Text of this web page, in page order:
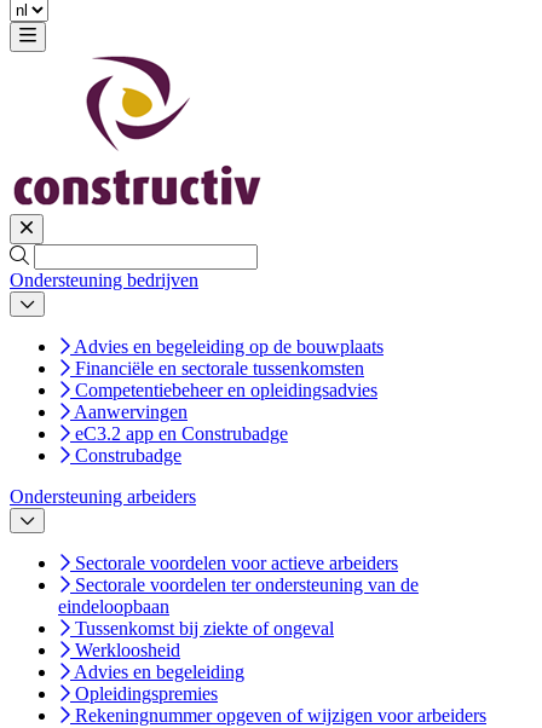
Ondersteuning bedrijven
Advies en begeleiding op de bouwplaats
Financiële en sectorale tussenkomsten
Competentiebeheer en opleidingsadvies
Aanwervingen
eC3.2 app en Construbadge
Construbadge
Ondersteuning arbeiders
Sectorale voordelen voor actieve arbeiders
Sectorale voordelen ter ondersteuning van de
eindeloopbaan
Tussenkomst bij ziekte of ongeval
Werkloosheid
Advies en begeleiding
Opleidingspremies
Rekeningnummer opgeven of wijzigen voor arbeiders